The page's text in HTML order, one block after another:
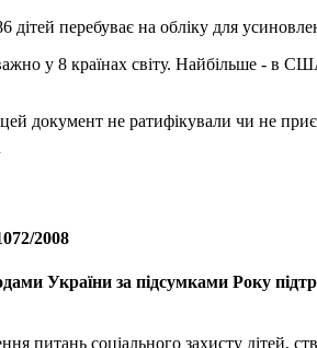
перебуває на обліку для
у 8 країнах світу. Найбільше - в США,
документ не ратифікували чи не
2008
України за підсумками Року
питань соціального захисту дітей,